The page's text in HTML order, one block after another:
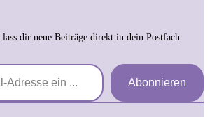
dir neue Beiträge direkt in dein Postfach
Abonnieren